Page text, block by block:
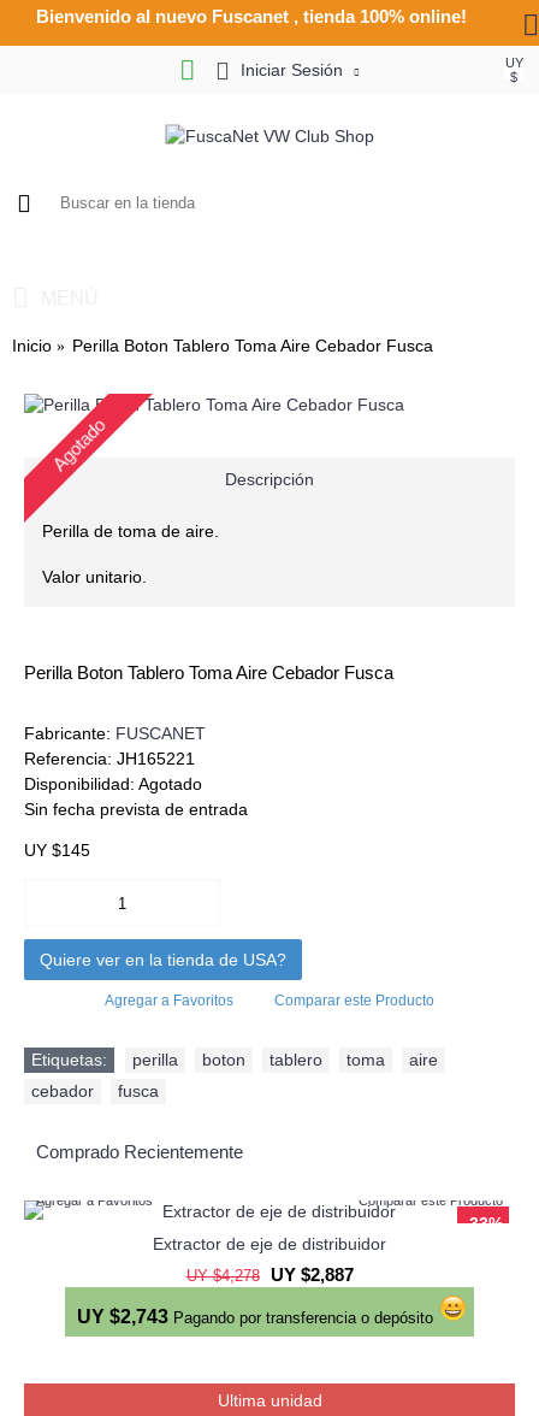
Bienvenido al nuevo Fuscanet , tienda 100% online!
UY
$
Iniciar Sesión
Inicio Perilla Boton Tablero Toma Aire Cebador Fusca
Agotado
Descripción
Perilla de toma de aire.
Valor unitario.
Perilla Boton Tablero Toma Aire Cebador Fusca
Fabricante: FUSCANET
Referencia: JH165221
Disponibilidad: Agotado
Sin fecha prevista de entrada
UY $145
Quiere ver en la tienda de USA?
Agregar a Favoritos Comparar este Producto
Etiquetas: perilla boton tablero toma aire
cebador
fusca
Comprado Recientemente
-33%
Agregar a Favoritos Comparar este Producto
Extractor de eje de distribuidor
UY $4,278 UY $2,887
UY $2,743 Pagando por transferencia o depósito
Ultima unidad